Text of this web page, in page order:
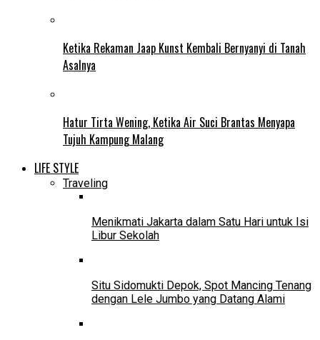
Ketika Rekaman Jaap Kunst Kembali Bernyanyi di Tanah
Asalnya
Hatur Tirta Wening, Ketika Air Suci Brantas Menyapa
Tujuh Kampung Malang
LIFE STYLE
Traveling
Menikmati Jakarta dalam Satu Hari untuk Isi
Libur Sekolah
Situ Sidomukti Depok, Spot Mancing Tenang
dengan Lele Jumbo yang Datang Alami